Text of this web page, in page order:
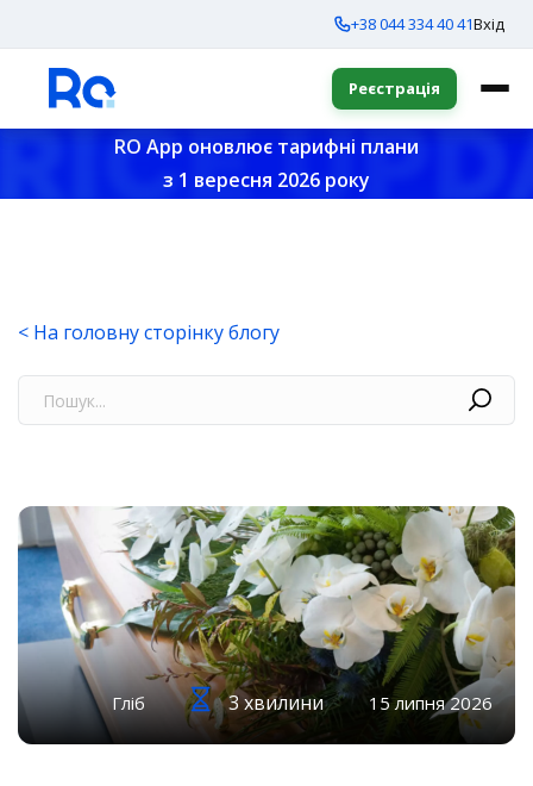
+38 044 334 40 41Вхід
Реєстрація
RO App оновлює тарифні плани
з 1 вересня 2026 року
< На головну сторінку блогу
Гліб 3 хвилини 15 липня 2026